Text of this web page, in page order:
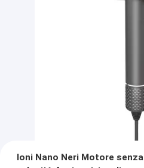
Ioni Nano Neri Motore